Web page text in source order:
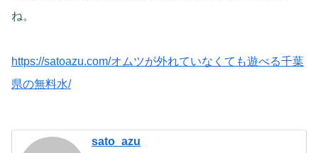
ね。
https://satoazu.com/オムツが外れていなくても遊べる千葉
県の無料水/
sato_azu